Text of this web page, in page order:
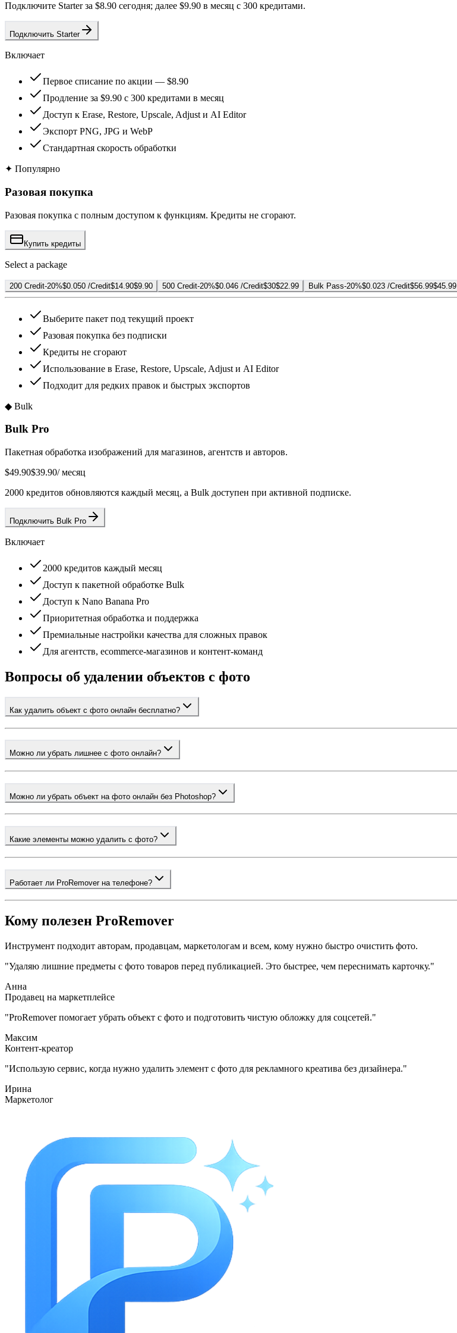
Подключите Starter за $8.90 сегодня; далее $9.90 в месяц с 300 кредитами.
Подключить Starter
Включает
Первое списание по акции — $8.90
Продление за $9.90 с 300 кредитами в месяц
Доступ к Erase, Restore, Upscale, Adjust и AI Editor
Экспорт PNG, JPG и WebP
Стандартная скорость обработки
✦ Популярно
Разовая покупка
Разовая покупка с полным доступом к функциям. Кредиты не сгорают.
Купить кредиты
Select a package
200 Credit-20%$0.050 /Credit$14.90$9.90 500 Credit-20%$0.046 /Credit$30$22.99 Bulk Pass-20%$0.023 /Credit$56.99$45.99
Выберите пакет под текущий проект
Разовая покупка без подписки
Кредиты не сгорают
Использование в Erase, Restore, Upscale, Adjust и AI Editor
Подходит для редких правок и быстрых экспортов
◆ Bulk
Bulk Pro
Пакетная обработка изображений для магазинов, агентств и авторов.
$49.90$39.90/ месяц
2000 кредитов обновляются каждый месяц, а Bulk доступен при активной подписке.
Подключить Bulk Pro
Включает
2000 кредитов каждый месяц
Доступ к пакетной обработке Bulk
Доступ к Nano Banana Pro
Приоритетная обработка и поддержка
Премиальные настройки качества для сложных правок
Для агентств, ecommerce-магазинов и контент-команд
Вопросы об удалении объектов с фото
Как удалить объект с фото онлайн бесплатно?
Можно ли убрать лишнее с фото онлайн?
Можно ли убрать объект на фото онлайн без Photoshop?
Какие элементы можно удалить с фото?
Работает ли ProRemover на телефоне?
Кому полезен ProRemover
Инструмент подходит авторам, продавцам, маркетологам и всем, кому нужно быстро очистить фото.
"Удаляю лишние предметы с фото товаров перед публикацией. Это быстрее, чем переснимать карточку."
Анна
Продавец на маркетплейсе
"ProRemover помогает убрать объект с фото и подготовить чистую обложку для соцсетей."
Максим
Контент-креатор
"Использую сервис, когда нужно удалить элемент с фото для рекламного креатива без дизайнера."
Ирина
Маркетолог